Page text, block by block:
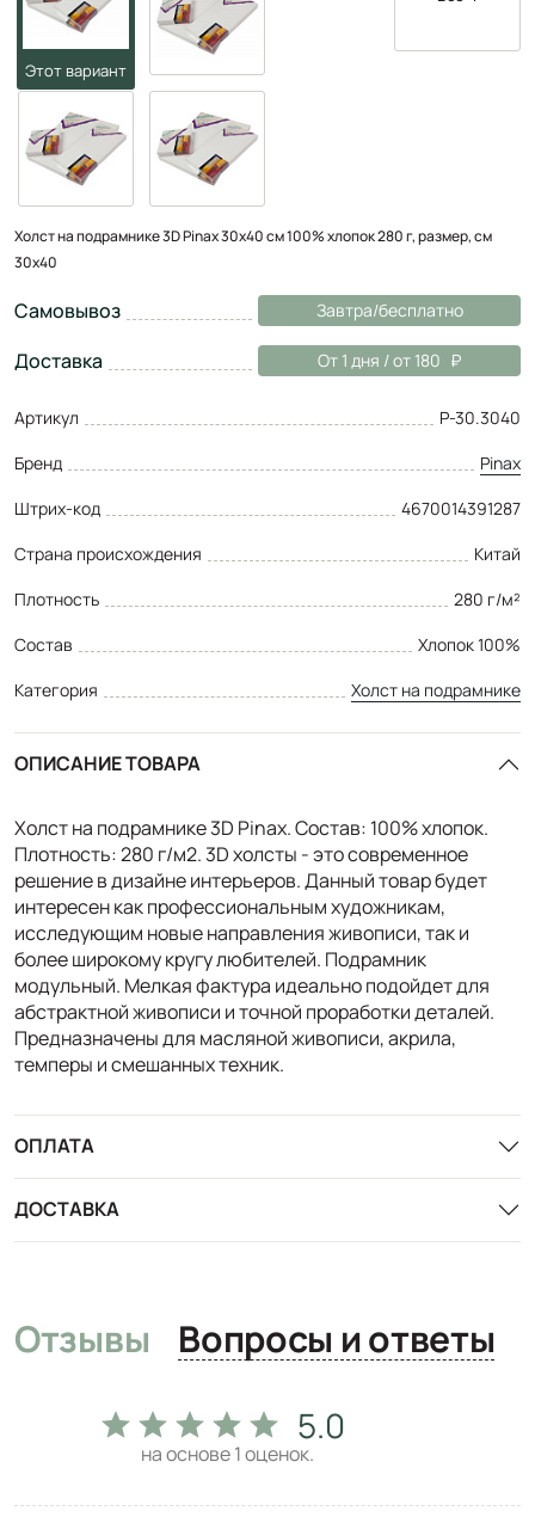
Холст на подрамнике 3D Pinax 30x40 см 100% хлопок 280 г, размер, см
30х40
Самовывоз Завтра/бесплатно
Доставка От 1 дня / от 180
Артикул
P-30.3040
Бренд
Pinax
Штрих-код
4670014391287
Страна происхождения
Китай
Плотность
280 г/м²
Состав
Хлопок 100%
Категория
Холст на подрамнике
ОПИСАНИЕ ТОВАРА
Холст на подрамнике 3D Pinax. Состав: 100% хлопок.
Плотность: 280 г/м2. 3D холсты - это современное
решение в дизайне интерьеров. Данный товар будет
интересен как профессиональным художникам,
исследующим новые направления живописи, так и
более широкому кругу любителей. Подрамник
модульный. Мелкая фактура идеально подойдет для
абстрактной живописи и точной проработки деталей.
Предназначены для масляной живописи, акрила,
темперы и смешанных техник.
ОПЛАТА
ДОСТАВКА
Отзывы Вопросы и ответы
5.0
на основе1оценок.